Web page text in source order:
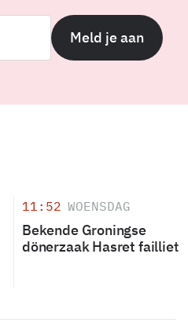
Meld je aan
11:52 WOENSDAG
Bekende Groningse
dönerzaak Hasret failliet